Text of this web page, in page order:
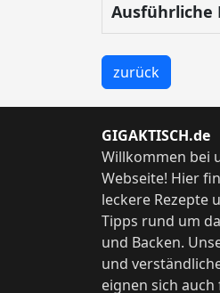
Ausführliche
zurück
GIGAKTISCH.de
Willkommen bei
Webseite! Hier
leckere Rezepte
Tipps rund um
und Backen.
und
eignen sich